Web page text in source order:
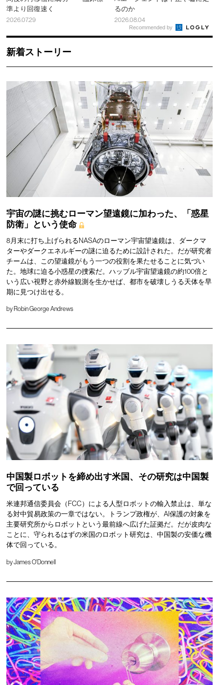
準より回復速く
2026.07.29
るのか
2026.08.04
Recommended by
新着ストーリー
宇宙の謎に挑むローマン望遠鏡に加わった、「惑星
防衛」という使命
8月末に打ち上げられるNASAのローマン宇宙望遠鏡は、ダークマ
ターやダークエネルギーの謎に迫るために設計された。だが研究者
チームは、この望遠鏡がもう一つの役割を果たせることに気づい
た。地球に迫る小惑星の捜索だ。ハッブル宇宙望遠鏡の約100倍と
いう広い視野と赤外線観測を生かせば、都市を破壊しうる天体を早
期に見つけ出せる。
by Robin George Andrews
中国製ロボットを締め出す米国、その研究は中国製
で回っている
米連邦通信委員会（FCC）による人型ロボットの輸入禁止は、単な
る対中貿易政策の一章ではない。トランプ政権が、AI保護の対象を
主要研究所からロボットという最前線へ広げた証拠だ。だが皮肉な
ことに、守られるはずの米国のロボット研究は、中国製の安価な機
体で回っている。
byJames O'Donnell